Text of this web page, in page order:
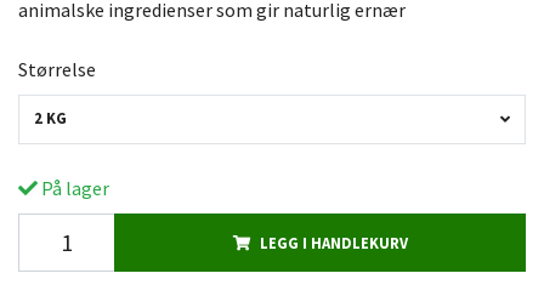
animalske ingredienser som gir naturlig ernær
Størrelse
2 KG
På lager
LEGG I HANDLEKURV